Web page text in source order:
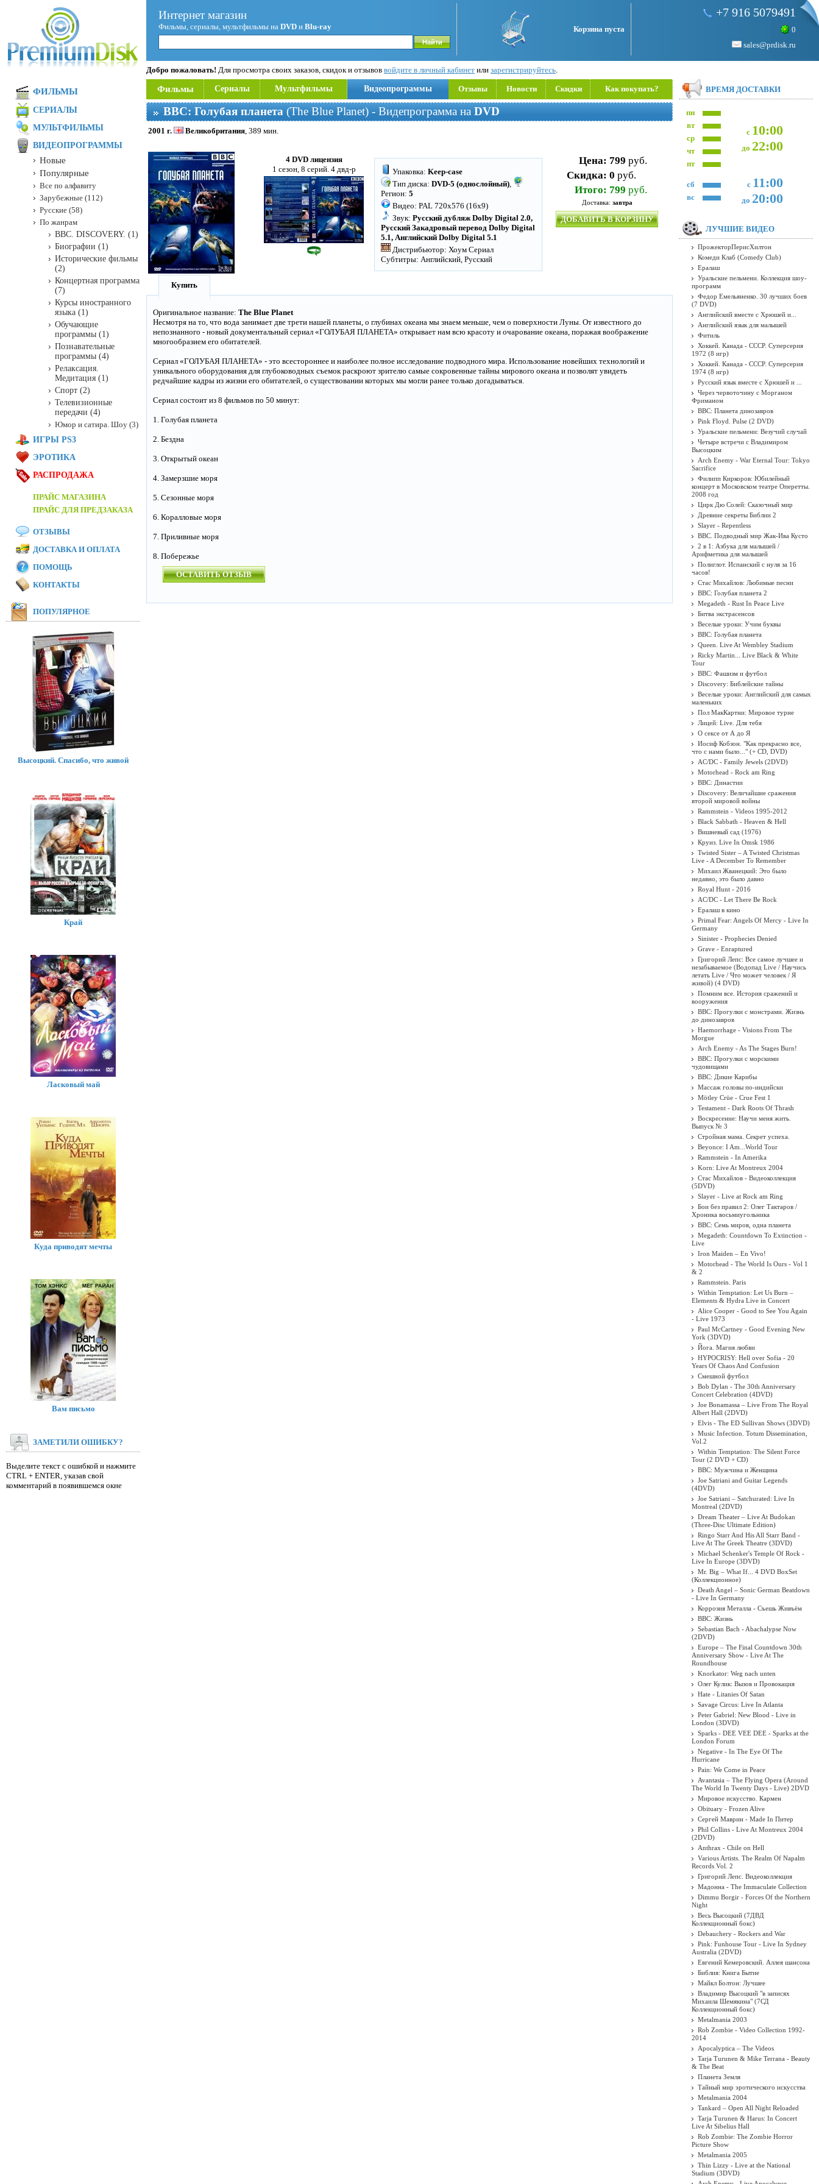
Интернет магазин
Фильмы, сериалы, мультфильмы на DVD и Blu-ray Корзина пуста
+7 916 5079491
0
sales@prdisk.ru
Добро пожаловать! Для просмотра своих заказов, скидок и отзывов войдите в личный кабинет или зарегистрируйтесь.
Фильмы Сериалы Мультфильмы Видеопрограммы Отзывы Новости Скидки Как покупать?
BBC: Голубая планета (The Blue Planet) - Видепрограмма на DVD
2001 г. Великобритания, 389 мин.
4 DVD лицензия
1 сезон, 8 серий. 4 двд-р
Упаковка: Keep-case
Тип диска: DVD-5 (однослойный),
Регион: 5
Видео: PAL 720x576 (16x9)
Звук: Русский дубляж Dolby Digital 2.0,
Русский Закадровый перевод Dolby Digital
5.1, Английский Dolby Digital 5.1
Дистрибьютор: Хоум Сериал
Субтитры: Английский, Русский
Цена: 799 руб.
Скидка: 0 руб.
Итого: 799 руб.
Доставка: завтра
ДОБАВИТЬ В КОРЗИНУ
Купить
Оригинальное название: The Blue Planet
Несмотря на то, что вода занимает две трети нашей планеты, о глубинах океана мы знаем меньше, чем о поверхности Луны. От известного до
непознанного - новый документальный сериал «ГОЛУБАЯ ПЛАНЕТА» открывает нам всю красоту и очарование океана, поражая воображение
многообразием его обитателей.
Сериал «ГОЛУБАЯ ПЛАНЕТА» - это всестороннее и наиболее полное исследование подводного мира. Использование новейших технологий и
уникального оборудования для глубоководных съемок раскроют зрителю самые сокровенные тайны мирового океана и позволят увидеть
редчайшие кадры из жизни его обитателей, о существовании которых мы могли ранее только догадываться.
Сериал состоит из 8 фильмов по 50 минут:
1. Голубая планета
2. Бездна
3. Открытый океан
4. Замерзшие моря
5. Сезонные моря
6. Коралловые моря
7. Приливные моря
8. Побережье
ОСТАВИТЬ ОТЗЫВ
ФИЛЬМЫ
СЕРИАЛЫ
МУЛЬТФИЛЬМЫ
ВИДЕОПРОГРАММЫ
Новые
Популярные
Все по алфавиту
Зарубежные (112)
Русские (58)
По жанрам
BBC. DISCOVERY. (1)
Биографии (1)
Исторические фильмы
(2)
Концертная программа
(7)
Курсы иностранного
языка (1)
Обучающие
программы (1)
Познавательные
программы (4)
Релаксация.
Медитация (1)
Спорт (2)
Телевизионные
передачи (4)
Юмор и сатира. Шоу (3)
ИГРЫ PS3
ЭРОТИКА
РАСПРОДАЖА
ПРАЙС МАГАЗИНА
ПРАЙС ДЛЯ ПРЕДЗАКАЗА
ОТЗЫВЫ
ДОСТАВКА И ОПЛАТА
ПОМОЩЬ
КОНТАКТЫ
ПОПУЛЯРНОЕ
Высоцкий. Спасибо, что живой
Край
Ласковый май
Куда приводят мечты
Вам письмо
ЗАМЕТИЛИ ОШИБКУ?
Выделите текст с ошибкой и нажмите
CTRL + ENTER, указав свой
комментарий в появившемся окне
ВРЕМЯ ДОСТАВКИ
пн
с 10:00
до 22:00
вт
ср
чт
пт
с 11:00
до 20:00
сб
вс
ЛУЧШИЕ ВИДЕО
ПрожекторПерисХилтон
Комеди Клаб (Comedy Club)
Ералаш
Уральские пельмени. Коллекция шоу-
программ
Федор Емельяненко. 30 лучших боев
(7 DVD)
Английский вместе с Хрюшей и...
Английский язык для малышей
Фитиль
Хоккей. Канада - СССР. Суперсерия
1972 (8 игр)
Хоккей. Канада - СССР. Суперсерия
1974 (8 игр)
Русский язык вместе с Хрюшей и ...
Через червоточину с Морганом
Фриманом
BBC: Планета динозавров
Pink Floyd. Pulse (2 DVD)
Уральские пельмени: Везучий случай
Четыре встречи с Владимиром
Высоцким
Arch Enemy - War Eternal Tour: Tokyo
Sacrifice
Филипп Киркоров: Юбилейный
концерт в Московском театре Оперетты.
2008 год
Цирк Дю Солей: Сказочный мир
Древние секреты Библии 2
Slayer - Repentless
BBC. Подводный мир Жак-Ива Кусто
2 в 1: Азбука для малышей /
Арифметика для малышей
Полиглот. Испанский с нуля за 16
часов!
Стас Михайлов: Любимые песни
BBC: Голубая планета 2
Megadeth - Rust In Peace Live
Битва экстрасенсов
Веселые уроки: Учим буквы
BBC: Голубая планета
Queen. Live At Wembley Stadium
Ricky Martin... Live Black & White
Tour
BBC: Фашизм и футбол
Discovery: Библейские тайны
Веселые уроки: Английский для самых
маленьких
Пол МакКартни: Мировое турне
Лицей: Live. Для тебя
О сексе от А до Я
Иосиф Кобзон. "Как прекрасно все,
что с нами было..." (+ CD, DVD)
AC/DC - Family Jewels (2DVD)
Motorhead - Rock am Ring
BBC: Династии
Discovery: Величайшие сражения
второй мировой войны
Rammstein - Videos 1995-2012
Black Sabbath - Heaven & Hell
Вишневый сад (1976)
Круиз. Live In Omsk 1986
Twisted Sister ‎– A Twisted Christmas
Live - A December To Remember
Михаил Жванецкий: Это было
недавно, это было давно
Royal Hunt - 2016
AC/DC - Let There Be Rock
Ералаш в кино
Primal Fear: Angels Of Mercy - Live In
Germany
Sinister - Prophecies Denied
Grave - Enraptured
Григорий Лепс: Все самое лучшее и
незабываемое (Водопад Live / Научись
летать Live / Что может человек / Я
живой) (4 DVD)
Помним все. История сражений и
вооружения
BBC: Прогулки с монстрами. Жизнь
до динозавров
Haemorrhage - Visions From The
Morgue
Arch Enemy - As The Stages Burn!
BBC: Прогулки с морскими
чудовищами
BBC: Дикие Карибы
Массаж головы по-индийски
Mötley Crüe - Crue Fest 1
Testament - Dark Roots Of Thrash
Воскресение: Научи меня жить.
Выпуск № 3
Стройная мама. Секрет успеха.
Beyonce: I Am...World Tour
Rammstein - In Amerika
Korn: Live At Montreux 2004
Стас Михайлов - Видеоколлекция
(5DVD)
Slayer - Live at Rock am Ring
Бои без правил 2: Олег Тактаров /
Хроника восьмиугольника
BBC: Семь миров, одна планета
Megadeth: Countdown To Extinction -
Live
Iron Maiden ‎– En Vivo!
Motorhead - The World Is Ours - Vol 1
& 2
Rammstein. Paris
Within Temptation: Let Us Burn –
Elements & Hydra Live in Concert
Alice Cooper - Good to See You Again
- Live 1973
Paul McCartney - Good Evening New
York (3DVD)
Йога. Магия любви
HYPOCRISY: Hell over Sofia - 20
Years Of Chaos And Confusion
Смешной футбол
Bob Dylan - The 30th Anniversary
Concert Celebration (4DVD)
Joe Bonamassa – Live From The Royal
Albert Hall (2DVD)
Elvis - The ED Sullivan Shows (3DVD)
Music Infection. Totum Dissemination,
Vol.2
Within Temptation: The Silent Force
Tour (2 DVD + CD)
BBC: Мужчина и Женщина
Joe Satriani and Guitar Legends
(4DVD)
Joe Satriani – Satchurated: Live In
Montreal (2DVD)
Dream Theater ‎– Live At Budokan
(Three-Disc Ultimate Edition)
Ringo Starr And His All Starr Band -
Live At The Greek Theatre (3DVD)
Michael Schenker's Temple Of Rock -
Live In Europe (3DVD)
Mr. Big – What If... 4 DVD BoxSet
(Коллекционное)
Death Angel ‎– Sonic German Beatdown
- Live In Germany
Коррозия Металла - Съешь Живъём
BBC: Жизнь
Sebastian Bach - Abachalypse Now
(2DVD)
Europe – The Final Countdown 30th
Anniversary Show - Live At The
Roundhouse
Knorkator: Weg nach unten
Олег Кулик: Вызов и Провокация
Hate - Litanies Of Satan
Savage Circus: Live In Atlanta
Peter Gabriel: New Blood - Live in
London (3DVD)
Sparks - DEE VEE DEE - Sparks at the
London Forum
Negative - In The Eye Of The
Hurricane
Pain: We Come in Peace
Avantasia – The Flying Opera (Around
The World In Twenty Days - Live) 2DVD
Мировое искусство. Кармен
Obituary - Frozen Alive
Сергей Маврин - Made In Питер
Phil Collins - Live At Montreux 2004
(2DVD)
Anthrax - Chile on Hell
Various Artists. The Realm Of Napalm
Records Vol. 2
Григорий Лепс. Видеоколлекция
Мадонна - The Immaculate Collection
Dimmu Borgir - Forces Of the Northern
Night
Весь Высоцкий (7ДВД
Коллекционный бокс)
Debauchery - Rockers and War
Pink: Funhouse Tour - Live In Sydney
Australia (2DVD)
Евгений Кемеровский. Аллея шансона
Библия: Книга Бытие
Майкл Болтон: Лучшее
Владимир Высоцкий "в записях
Михаила Шемякина" (7СД
Коллекционный бокс)
Metalmania 2003
Rob Zombie - Video Collection 1992-
2014
Apocalyptica ‎– The Videos
Tarja Turunen & Mike Terrana - Beauty
& The Beat
Планета Земля
Тайный мир эротического искусства
Metalmania 2004
Tankard – Open All Night Reloaded
Tarja Turunen & Harus: In Concert
Live At Sibelius Hall
Rob Zombie: The Zombie Horror
Picture Show
Metalmania 2005
Thin Lizzy - Live at the National
Stadium (3DVD)